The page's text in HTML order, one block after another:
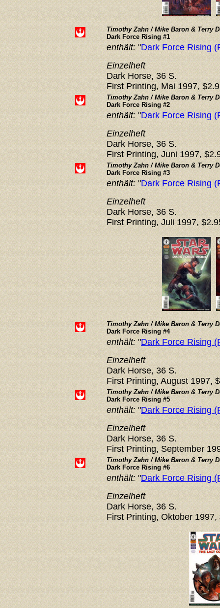
Timothy Zahn / Mike Baron & Terry
Dark Force Rising #1
enthält:"Dark Force Rising
Einzelheft
Dark Horse, 36 S.
First Printing, Mai 1997,
Timothy Zahn / Mike Baron & Terry
Dark Force Rising #2
enthält:"Dark Force Rising
Einzelheft
Dark Horse, 36 S.
First Printing, Juni 1997,
Timothy Zahn / Mike Baron & Terry
Dark Force Rising #3
enthält:"Dark Force Rising
Einzelheft
Dark Horse, 36 S.
First Printing, Juli 1997,
Timothy Zahn / Mike Baron & Terry
Dark Force Rising #4
enthält:"Dark Force Rising
Einzelheft
Dark Horse, 36 S.
First Printing, August 1997,
Timothy Zahn / Mike Baron & Terry
Dark Force Rising #5
enthält:"Dark Force Rising
Einzelheft
Dark Horse, 36 S.
First Printing, September
Timothy Zahn / Mike Baron & Terry
Dark Force Rising #6
enthält:"Dark Force Rising
Einzelheft
Dark Horse, 36 S.
First Printing, Oktober 1997,